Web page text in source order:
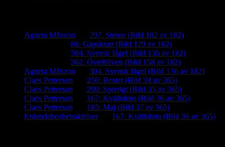
Agneta Månzon
297. Stenar (Bild 182 av 182)
88. Gapskratt (Bild 129 av 182)
304. Svensk fågel (Bild 136 av 182)
362. Överbliven (Bild 158 av 182)
Agneta Månzon
304. Svensk fågel (Bild 136 av 182)
Claes Petterson
250: Rester (Bild 34 av 365)
Claes Petterson
290: Spretigt (Bild 35 av 365)
Claes Petterson
167: Kvällsfoto (Bild 36 av 365)
Claes Petterson
185: Maj (Bild 37 av 365)
Enlundabosbetraktelserom 167: Kvällsfoto (Bild 36 av 365)